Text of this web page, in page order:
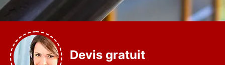
Devis gratuit